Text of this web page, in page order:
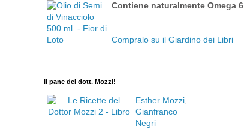
Contiene naturalmente Omega 6
Compralo su il Giardino dei Libri
Il pane del dott. Mozzi!
Esther Mozzi
Gianfranco
Negri